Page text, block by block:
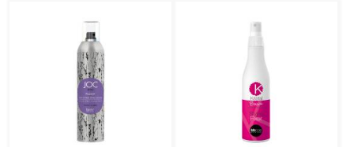
Контакты
Доставка
Возврат товара